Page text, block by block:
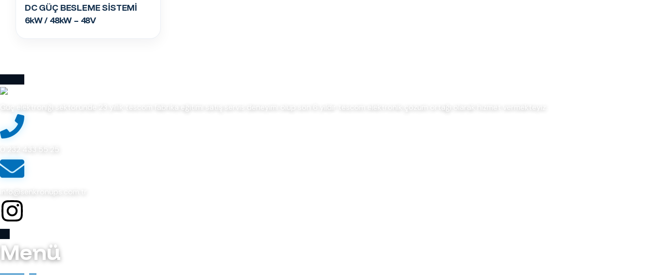
DC GÜÇ BESLEME SİSTEMİ
6kW / 48kW – 48V
Güç elektroniği sektöründe 23 yıllık tescom fabrika eğitimi satış servis deneyimi olup son 6 yıldır tescom elektronik çözüm ortağı olarak hizmet vermekteyiz.
0 232 433 55 25
info@senkronups.com.tr
Menü